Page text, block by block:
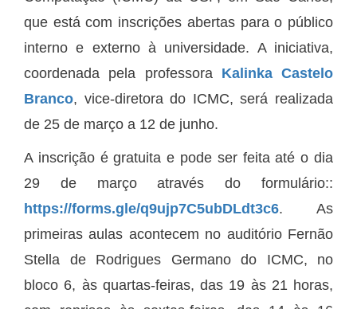
que está com inscrições abertas para o público
interno e externo à universidade. A iniciativa,
coordenada pela professora Kalinka Castelo
Branco, vice-diretora do ICMC, será realizada
de 25 de março a 12 de junho.
A inscrição é gratuita e pode ser feita até o dia
29 de março através do formulário::
https://forms.gle/q9ujp7C5ubDLdt3c6. As
primeiras aulas acontecem no auditório Fernão
Stella de Rodrigues Germano do ICMC, no
bloco 6, às quartas-feiras, das 19 às 21 horas,